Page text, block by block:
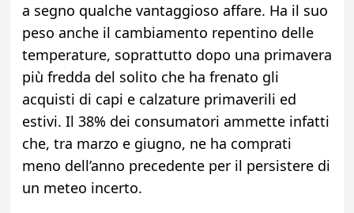
a segno qualche vantaggioso affare. Ha il suo
peso anche il cambiamento repentino delle
temperature, soprattutto dopo una primavera
più fredda del solito che ha frenato gli
acquisti di capi e calzature primaverili ed
estivi. Il 38% dei consumatori ammette infatti
che, tra marzo e giugno, ne ha comprati
meno dell’anno precedente per il persistere di
un meteo incerto.